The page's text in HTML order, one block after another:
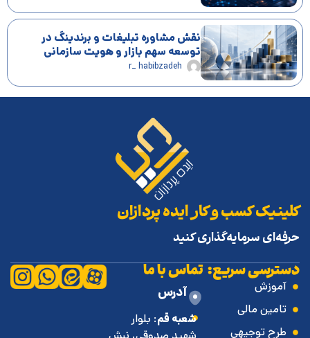
نقش مشاوره تبلیغات و برندینگ در
توسعه سهم بازار و هویت سازمانی
r_ habibzadeh
کلینیک کسب و کار ایده پردازان
حرفه‌ای سرمایه‌گذاری کنید
دسترسی سریع:
آموزش
تامین مالی
طرح توجیهی
تماس با ما
آدرس
شعبه قم: بلوار